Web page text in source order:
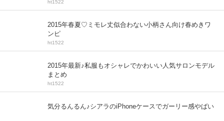
ht1522
2015年春夏♡ミモレ丈似合わない小柄さん向け春めきワ
ンピ
ht1522
2015年最新♪私服もオシャレでかわいい人気サロンモデル
まとめ
ht1522
気分るんるん♪シアラのiPhoneケースでガーリー感やばい